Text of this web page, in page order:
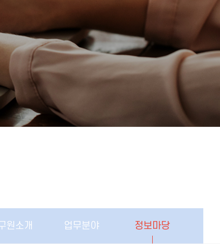
원소개 업무분야 정보마당